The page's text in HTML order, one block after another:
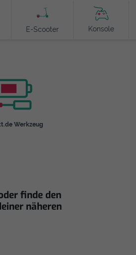
E-Scooter Konsole
Werkzeug
finde den
näheren